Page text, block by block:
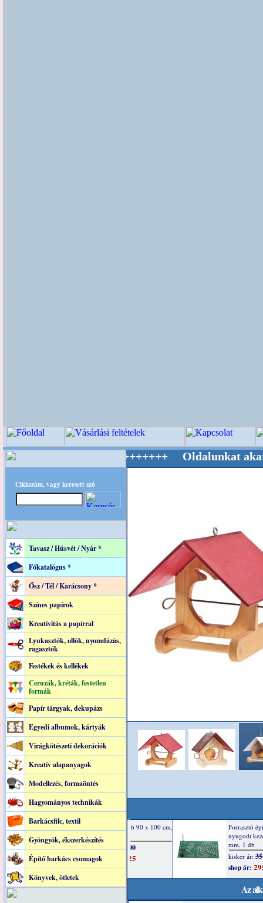
Cikkszám, vagy keresett szó
Tavasz / Húsvét / Nyár *
Főkatalógus *
Ősz / Tél / Karácsony *
Színes papírok
Kreatívitás a papírral
Lyukasztók, ollók, nyomdázás,
ragasztók
Festékek és kellékek
Ceruzák, kréták, festetlen
formák
Papír tárgyak, dekupázs
Egyedi albumok, kártyák
Virágkötészeti dekorációk
Kreatív alapanyagok
Modellezés, formaöntés
Hagyományos technikák
Barkácsfilc, textil
Gyöngyök, ékszerkészítés
Építő barkács csomagok
Könyvek, ötletek
Mestere! +++++++ Oldalunkat akarattal
Az